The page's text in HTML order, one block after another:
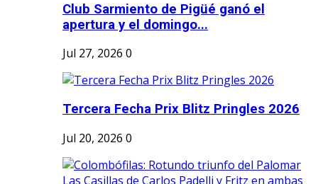
Club Sarmiento de Pigüé ganó el
apertura y el domingo...
Jul 27, 2026 0
Tercera Fecha Prix Blitz Pringles 2026
Jul 20, 2026 0